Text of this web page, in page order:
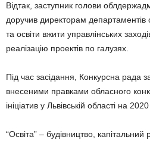
Відтак, заступник голови
доручив директорам департаментів
та освіти вжити управлінських
реалізацію проектів по галузях.
Під час засідання, Конкурсна рада
внесеними правками обласного
ініціатив у Львівській області на
“Освіта” – будівництво, капітальний